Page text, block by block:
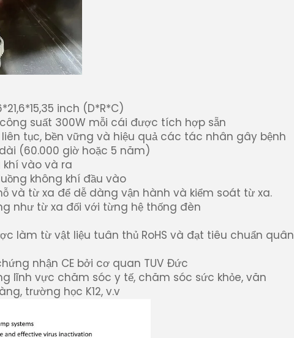
inch (D*R*C)
suất 300W mỗi cái được tích hợp sẵn
liên tục, bền vững và hiệu quả các tác nhân gây bệnh
(60.000 giờ hoặc 5 năm)
khí vào và ra
không khí đầu vào
và từ xa để dễ dàng vận hành và kiểm soát từ xa.
như từ xa đối với từng hệ thống đèn
làm từ vật liệu tuân thủ RoHS và đạt tiêu chuẩn quân
nhận CE bởi cơ quan TUV Đức
lĩnh vực chăm sóc y tế, chăm sóc sức khỏe, văn
trường học K12, v.v